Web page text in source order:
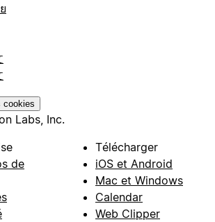
cookies
Labs, Inc.
de
Télécharger
iOS et Android
Mac et Windows
Calendar
Web Clipper